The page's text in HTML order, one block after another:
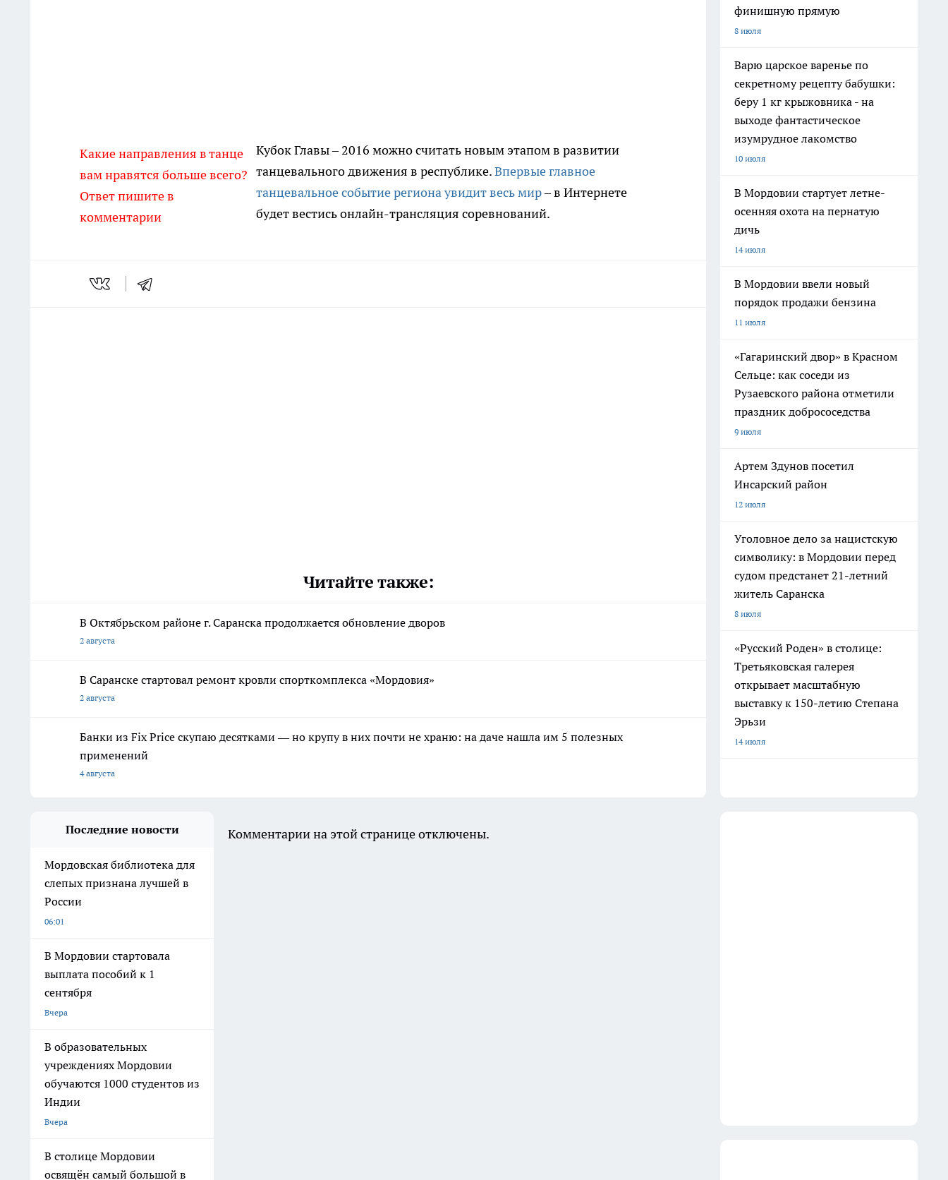
Какие направления в танце
вам нравятся больше всего?
Ответ пишите в
комментарии
Кубок Главы – 2016 можно считать новым этапом в развитии
танцевального движения в республике.Впервые главное
танцевальное событие региона увидит весь мир– в Интернете
будет вестись онлайн-трансляция соревнований.
Читайте также:
В Октябрьском районе г. Саранска продолжается обновление дворов
2 августа
В Саранске стартовал ремонт кровли спорткомплекса «Мордовия»
2 августа
Банки из Fix Price скупаю десятками — но крупу в них почти не храню: на даче нашла им 5 полезных
применений
4 августа
финишную прямую
8 июля
Варю царское варенье по
секретному рецепту бабушки:
беру 1 кг крыжовника - на
выходе фантастическое
изумрудное лакомство
10 июля
В Мордовии стартует летне-
осенняя охота на пернатую
дичь
14 июля
В Мордовии ввели новый
порядок продажи бензина
11 июля
«Гагаринский двор» в Красном
Сельце: как соседи из
Рузаевского района отметили
праздник добрососедства
9 июля
Артем Здунов посетил
Инсарский район
12 июля
Уголовное дело за нацистскую
символику: в Мордовии перед
судом предстанет 21-летний
житель Саранска
8 июля
«Русский Роден» в столице:
Третьяковская галерея
открывает масштабную
выставку к 150-летию Степана
Эрьзи
14 июля
Последние новости
Мордовская библиотека для
слепых признана лучшей в
России
06:01
В Мордовии стартовала
выплата пособий к 1
сентября
Вчера
В образовательных
учреждениях Мордовии
обучаются 1000 студентов из
Индии
Вчера
В столице Мордовии
освящён самый большой в
Комментарии на этой странице отключены.